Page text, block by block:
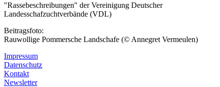
"Rassebeschreibungen" der Vereinigung Deutscher
Landesschafzuchtverbände (VDL)
Beitragsfoto:
Rauwollige Pommersche Landschafe (© Annegret Vermeulen)
Impressum
Datenschutz
Kontakt
Newsletter